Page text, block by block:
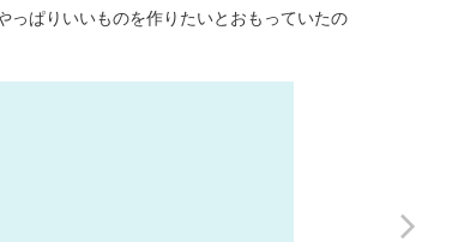
ンロ
っぱりいいものを作りたいとおもっていたの